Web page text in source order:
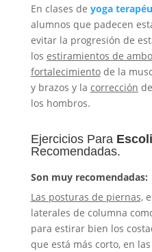
En clases de yoga
alumnos que padecen
evitar la progresión de
los estiramientos de
fortalecimientode la
y brazos y la corrección
los hombros.
Ejercicios Para
Recomendadas.
Son muy recomendadas:
Las posturas de piernas,
laterales de columna
para estirar bien los
que está más corto, en